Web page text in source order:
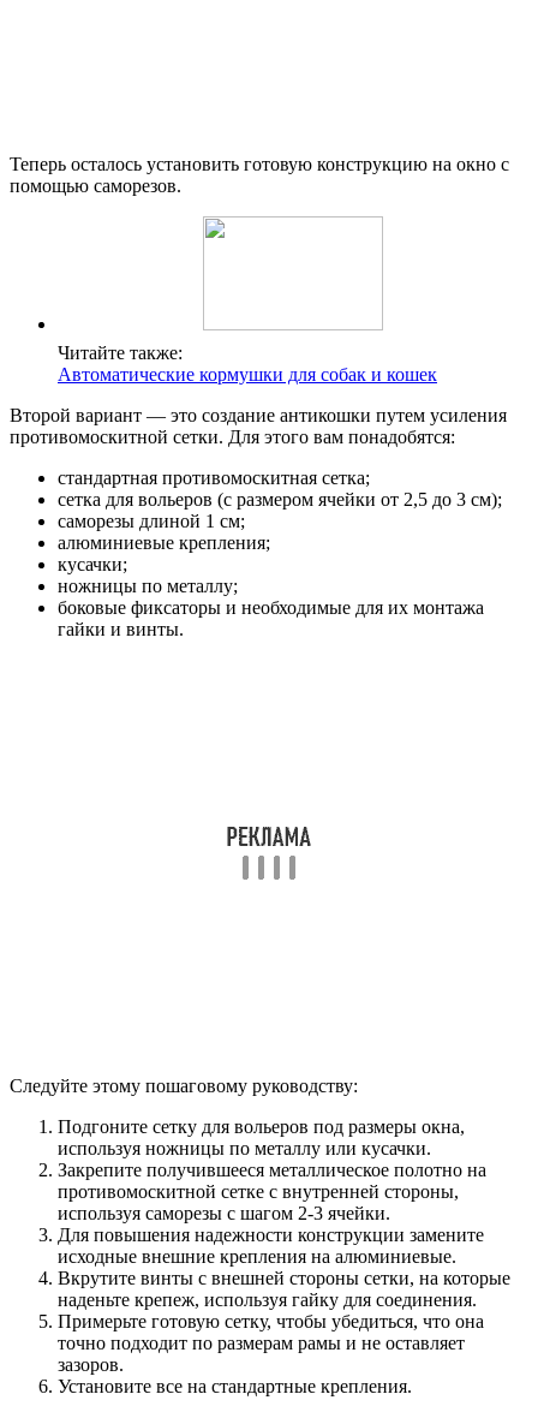
Теперь осталось установить готовую конструкцию на окно с
помощью саморезов.
Читайте также:
Автоматические кормушки для собак и кошек
Второй вариант — это создание антикошки путем усиления
противомоскитной сетки. Для этого вам понадобятся:
стандартная противомоскитная сетка;
сетка для вольеров (с размером ячейки от 2,5 до 3 см);
саморезы длиной 1 см;
алюминиевые крепления;
кусачки;
ножницы по металлу;
боковые фиксаторы и необходимые для их монтажа
гайки и винты.
Следуйте этому пошаговому руководству:
Подгоните сетку для вольеров под размеры окна,
используя ножницы по металлу или кусачки.
Закрепите получившееся металлическое полотно на
противомоскитной сетке с внутренней стороны,
используя саморезы с шагом 2-3 ячейки.
Для повышения надежности конструкции замените
исходные внешние крепления на алюминиевые.
Вкрутите винты с внешней стороны сетки, на которые
наденьте крепеж, используя гайку для соединения.
Примерьте готовую сетку, чтобы убедиться, что она
точно подходит по размерам рамы и не оставляет
зазоров.
Установите все на стандартные крепления.